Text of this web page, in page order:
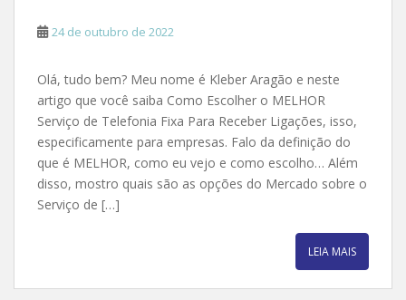
24 de outubro de 2022
Olá, tudo bem? Meu nome é Kleber Aragão e neste
artigo que você saiba Como Escolher o MELHOR
Serviço de Telefonia Fixa Para Receber Ligações, isso,
especificamente para empresas. Falo da definição do
que é MELHOR, como eu vejo e como escolho… Além
disso, mostro quais são as opções do Mercado sobre o
Serviço de […]
LEIA MAIS